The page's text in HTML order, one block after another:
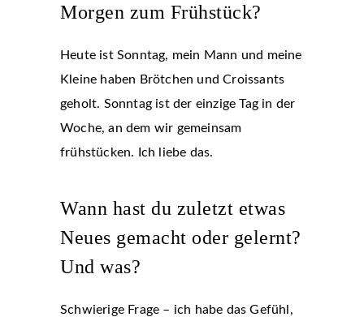
Morgen zum Frühstück?
Heute ist Sonntag, mein Mann und meine
Kleine haben Brötchen und Croissants
geholt. Sonntag ist der einzige Tag in der
Woche, an dem wir gemeinsam
frühstücken. Ich liebe das.
Wann hast du zuletzt etwas
Neues gemacht oder gelernt?
Und was?
Schwierige Frage – ich habe das Gefühl,